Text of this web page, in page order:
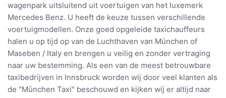
wagenpark uitsluitend uit voertuigen van het luxemerk
Mercedes Benz. U heeft de keuze tussen verschillende
voertuigmodellen. Onze goed opgeleide taxichauffeurs
halen u op tijd op van de Luchthaven van München of
Maseben / Italy en brengen u veilig en zonder vertraging
naar uw bestemming. Als een van de meest betrouwbare
taxibedrijven in Innsbruck worden wij door veel klanten als
de "München Taxi" beschouwd en kijken wij er altijd naar